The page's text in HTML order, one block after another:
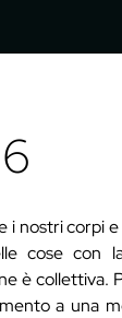
i nostri corpi
cose con
è collettiva.
a una